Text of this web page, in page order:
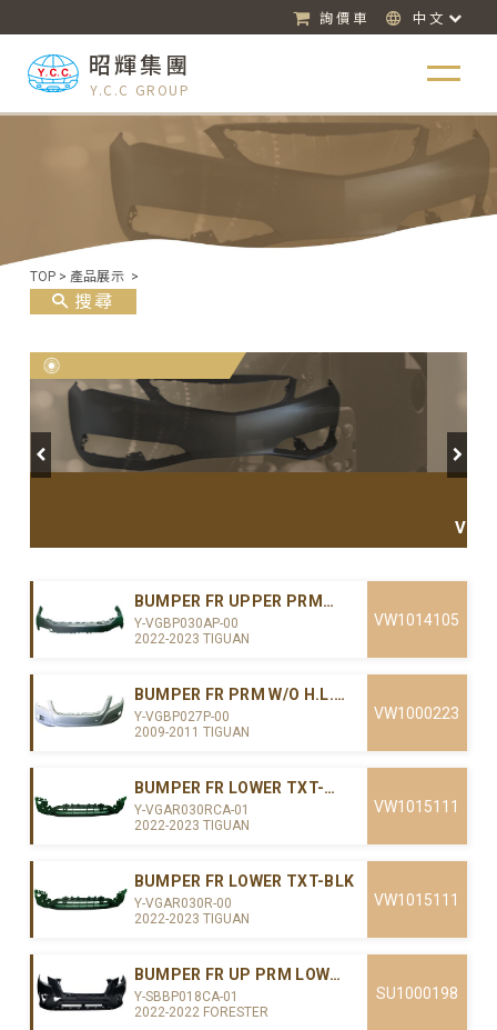
詢價車 中文
昭輝集團
Y.C.C GROUP
TOP > 產品展示 >
搜尋
BUMPER FR UPPER PRM
W/TOW HOLE W/O CAMERA
Y-VGBP030AP-00
2022-2023 TIGUAN
VW1014105
BUMPER FR PRM W/O H.L.
WASHER W/PARKING
AID(TYPE1)
Y-VGBP027P-00
2009-2011 TIGUAN
VW1000223
BUMPER FR LOWER TXT-
BLK(CAPA)
Y-VGAR030RCA-01
2022-2023 TIGUAN
VW1015111
BUMPER FR LOWER TXT-BLK
Y-VGAR030R-00
2022-2023 TIGUAN
VW1015111
BUMPER FR UP PRM LOW
TXT-BLK(CAPA)
Y-SBBP018CA-01
2022-2022 FORESTER
SU1000198